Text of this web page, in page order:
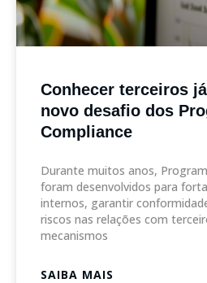
Conhecer terceiros
novo desafio dos
Compliance
Durante muitos anos,
foram desenvolvidos para
internos, garantir
riscos nas relações com
mecanismos
SAIBA MAIS